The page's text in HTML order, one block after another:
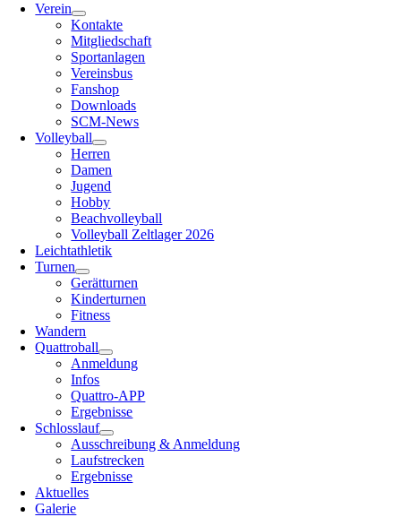
Verein
Kontakte
Mitgliedschaft
Sportanlagen
Vereinsbus
Fanshop
Downloads
SCM-News
Volleyball
Herren
Damen
Jugend
Hobby
Beachvolleyball
Volleyball Zeltlager 2026
Leichtathletik
Turnen
Gerätturnen
Kinderturnen
Fitness
Wandern
Quattroball
Anmeldung
Infos
Quattro-APP
Ergebnisse
Schlosslauf
Ausschreibung & Anmeldung
Laufstrecken
Ergebnisse
Aktuelles
Galerie